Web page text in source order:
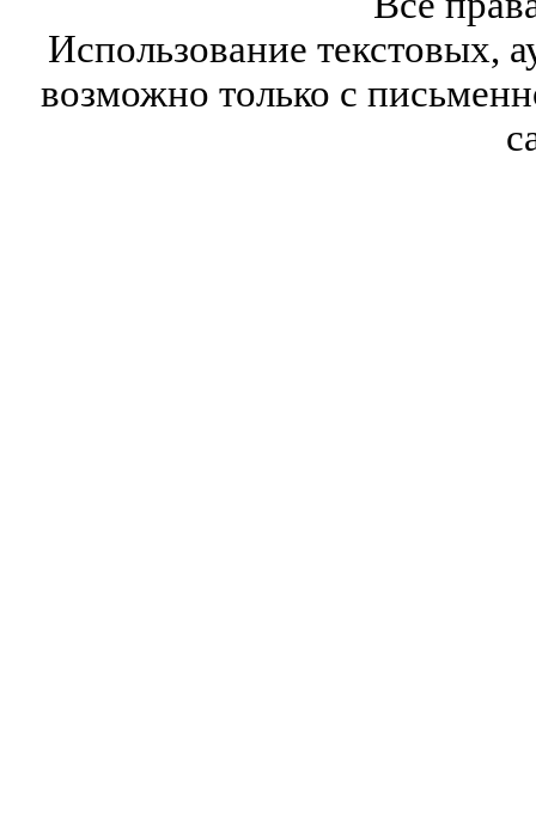
Использование текстовых,
возможно только с